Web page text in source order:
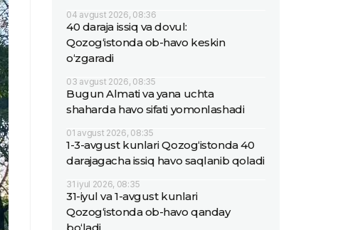
04 avgust 2026, 08:36
40 daraja issiq va dovul:
Qozog‘istonda ob-havo keskin
o‘zgaradi
03 avgust 2026, 08:35
Bugun Almati va yana uchta
shaharda havo sifati yomonlashadi
01 avgust 2026, 08:35
1-3-avgust kunlari Qozog‘istonda 40
darajagacha issiq havo saqlanib qoladi
31 iyul 2026, 08:35
31-iyul va 1-avgust kunlari
Qozog‘istonda ob-havo qanday